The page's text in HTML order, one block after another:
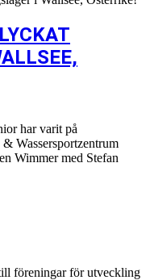
har varit på
Wassersportzentrum
Wimmer med Stefan